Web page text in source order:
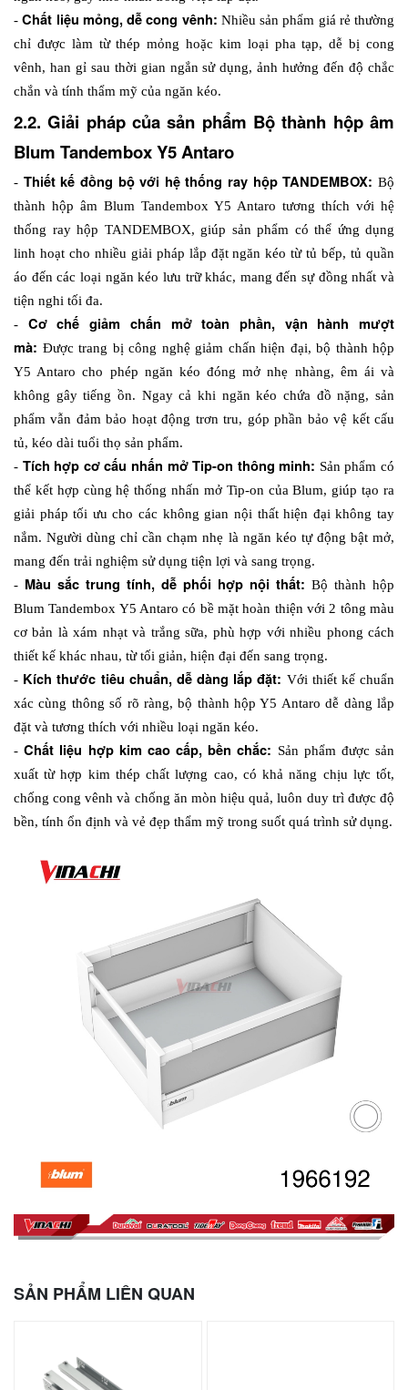
- Chất liệu mỏng, dễ cong vênh: Nhiều sản phẩm giá rẻ thường
chỉ được làm từ thép mỏng hoặc kim loại pha tạp, dễ bị cong
vênh, han gỉ sau thời gian ngắn sử dụng, ảnh hưởng đến độ chắc
chắn và tính thẩm mỹ của ngăn kéo.
2.2. Giải pháp của sản phẩm Bộ thành hộp âm
Blum Tandembox Y5 Antaro
- Thiết kế đồng bộ với hệ thống ray hộp TANDEMBOX: Bộ
thành hộp âm Blum Tandembox Y5 Antaro tương thích với hệ
thống ray hộp TANDEMBOX, giúp sản phẩm có thể ứng dụng
linh hoạt cho nhiều giải pháp lắp đặt ngăn kéo từ tủ bếp, tủ quần
áo đến các loại ngăn kéo lưu trữ khác, mang đến sự đồng nhất và
tiện nghi tối đa.
- Cơ chế giảm chấn mở toàn phần, vận hành mượt
mà: Được trang bị công nghệ giảm chấn hiện đại, bộ thành hộp
Y5 Antaro cho phép ngăn kéo đóng mở nhẹ nhàng, êm ái và
không gây tiếng ồn. Ngay cả khi ngăn kéo chứa đồ nặng, sản
phẩm vẫn đảm bảo hoạt động trơn tru, góp phần bảo vệ kết cấu
tủ, kéo dài tuổi thọ sản phẩm.
- Tích hợp cơ cấu nhấn mở Tip-on thông minh: Sản phẩm có
thể kết hợp cùng hệ thống nhấn mở Tip-on của Blum, giúp tạo ra
giải pháp tối ưu cho các không gian nội thất hiện đại không tay
nắm. Người dùng chỉ cần chạm nhẹ là ngăn kéo tự động bật mở,
mang đến trải nghiệm sử dụng tiện lợi và sang trọng.
- Màu sắc trung tính, dễ phối hợp nội thất: Bộ thành hộp
Blum Tandembox Y5 Antaro có bề mặt hoàn thiện với 2 tông màu
cơ bản là xám nhạt và trắng sữa, phù hợp với nhiều phong cách
thiết kế khác nhau, từ tối giản, hiện đại đến sang trọng.
- Kích thước tiêu chuẩn, dễ dàng lắp đặt: Với thiết kế chuẩn
xác cùng thông số rõ ràng, bộ thành hộp Y5 Antaro dễ dàng lắp
đặt và tương thích với nhiều loại ngăn kéo.
- Chất liệu hợp kim cao cấp, bền chắc: Sản phẩm được sản
xuất từ hợp kim thép chất lượng cao, có khả năng chịu lực tốt,
chống cong vênh và chống ăn mòn hiệu quả, luôn duy trì được độ
bền, tính ổn định và vẻ đẹp thẩm mỹ trong suốt quá trình sử dụng.
SẢN PHẨM LIÊN QUAN